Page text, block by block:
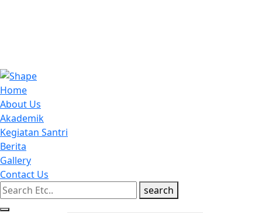
Home
About Us
Akademik
Kegiatan Santri
Berita
Gallery
Contact Us
search